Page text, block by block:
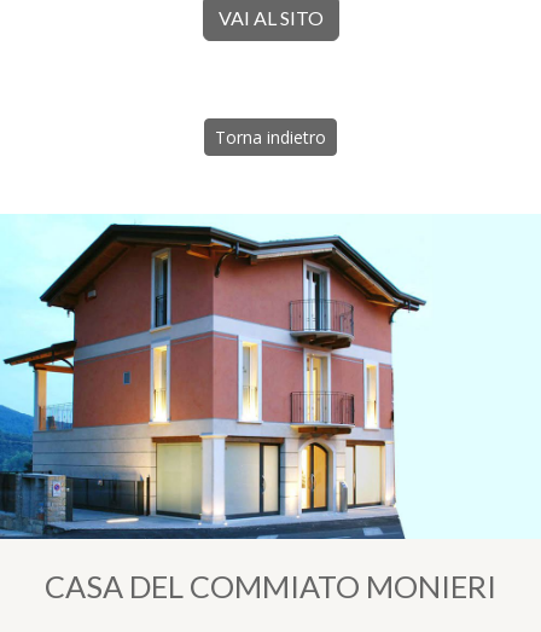
VAI AL SITO
Torna indietro
CASA DEL COMMIATO MONIERI